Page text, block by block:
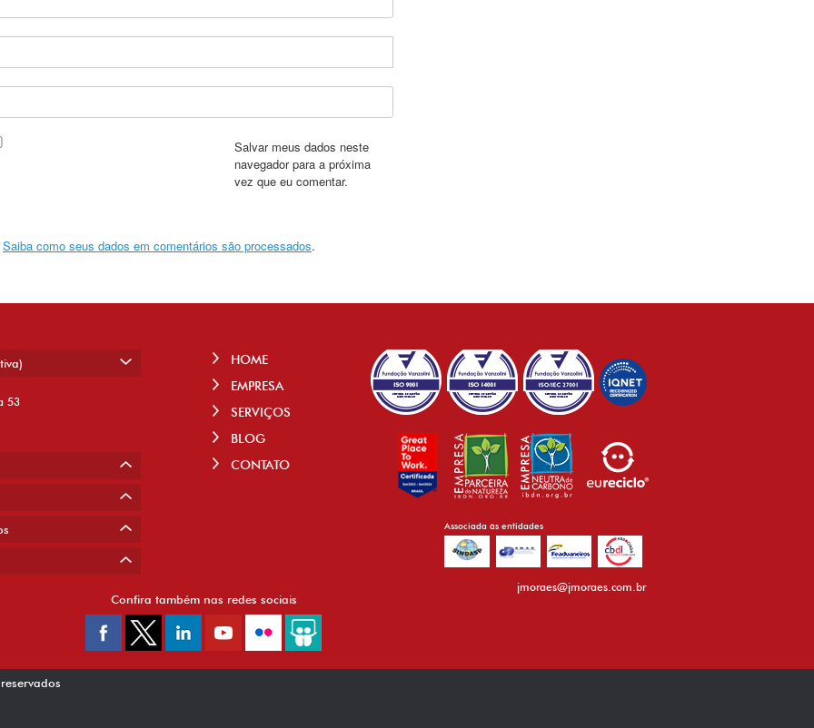
Salvar meus dados neste
navegador para a próxima
vez que eu comentar.
Saiba como seus dados em comentários são processados.
53
HOME
EMPRESA
SERVIÇOS
BLOG
CONTATO
Associada às entidades
jmoraes@jmoraes.com.br
Confira também nas redes sociais